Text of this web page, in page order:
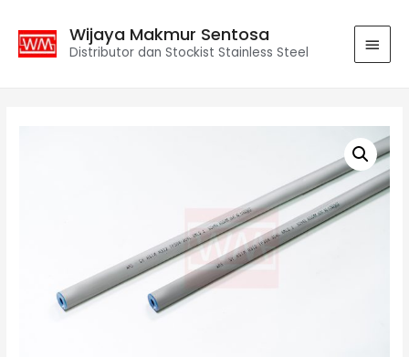
Wijaya Makmur Sentosa
Distributor dan Stockist Stainless Steel